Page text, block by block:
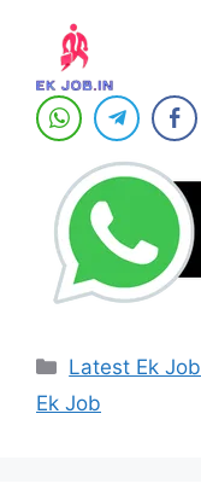
Categories
Latest Ek Job
Ek Job